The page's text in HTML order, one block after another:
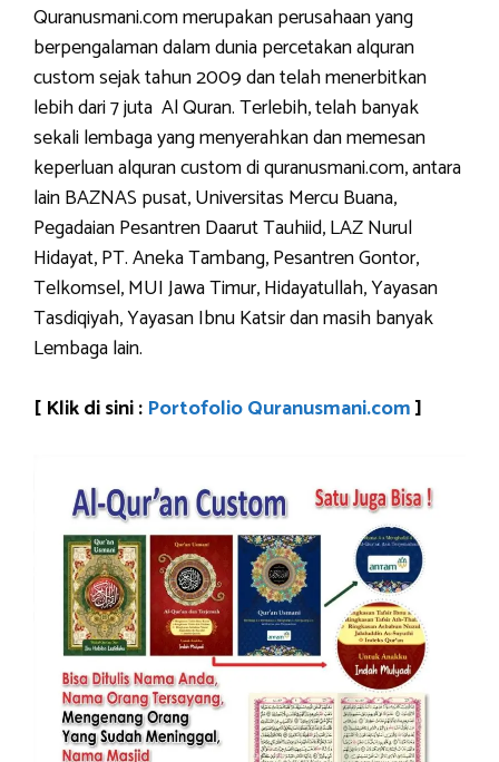
Quranusmani.com merupakan perusahaan yang
berpengalaman dalam dunia percetakan alquran
custom sejak tahun 2009 dan telah menerbitkan
lebih dari 7 juta Al Quran. Terlebih, telah banyak
sekali lembaga yang menyerahkan dan memesan
keperluan alquran custom di quranusmani.com, antara
lain BAZNAS pusat, Universitas Mercu Buana,
Pegadaian Pesantren Daarut Tauhiid, LAZ Nurul
Hidayat, PT. Aneka Tambang, Pesantren Gontor,
Telkomsel, MUI Jawa Timur, Hidayatullah, Yayasan
Tasdiqiyah, Yayasan Ibnu Katsir dan masih banyak
Lembaga lain.
[ Klik di sini : Portofolio Quranusmani.com]